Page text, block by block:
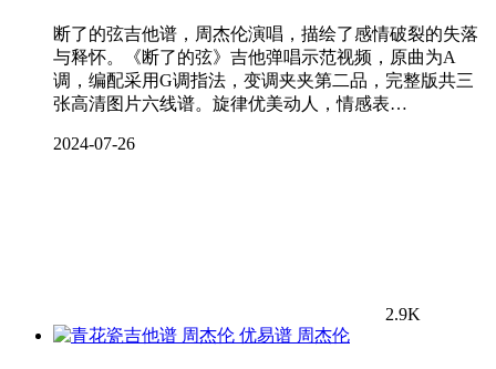
断了的弦吉他谱，周杰伦演唱，描绘了感情破裂的失落
与释怀。《断了的弦》吉他弹唱示范视频，原曲为A
调，编配采用G调指法，变调夹夹第二品，完整版共三
张高清图片六线谱。旋律优美动人，情感表…
2024-07-26
2.9K
周杰伦